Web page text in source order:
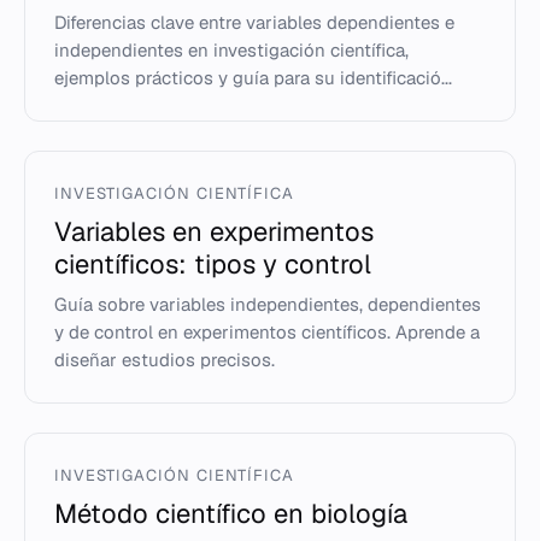
Diferencias clave entre variables dependientes e
independientes en investigación científica,
ejemplos prácticos y guía para su identificació...
INVESTIGACIÓN CIENTÍFICA
Variables en experimentos
científicos: tipos y control
Guía sobre variables independientes, dependientes
y de control en experimentos científicos. Aprende a
diseñar estudios precisos.
INVESTIGACIÓN CIENTÍFICA
Método científico en biología